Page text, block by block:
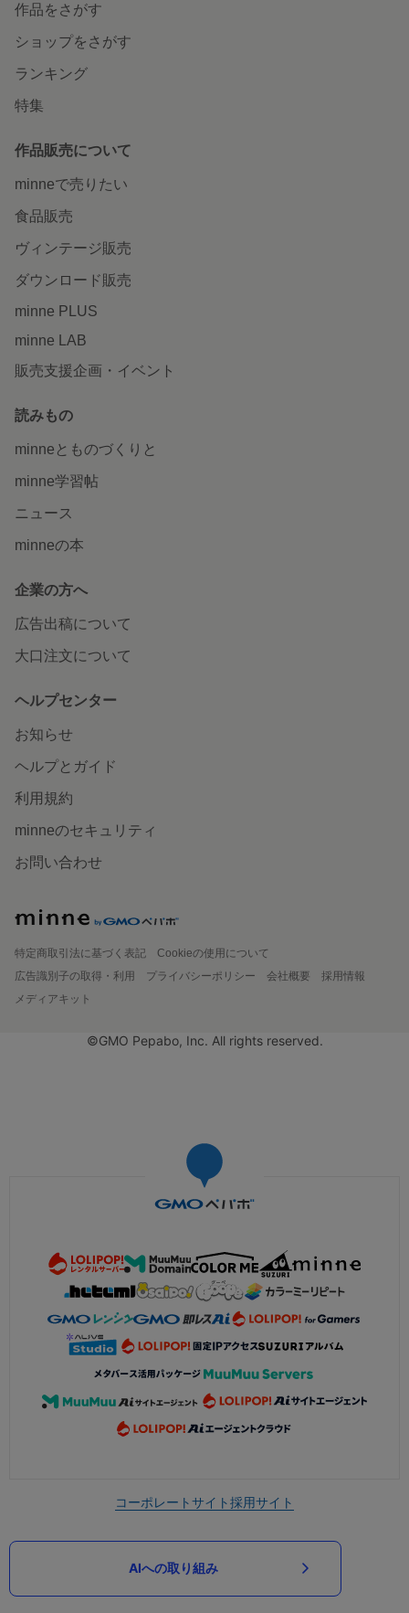
作品をさがす
ショップをさがす
ランキング
特集
作品販売について
minneで売りたい
食品販売
ヴィンテージ販売
ダウンロード販売
minne PLUS
minne LAB
販売支援企画・イベント
読みもの
minneとものづくりと
minne学習帖
ニュース
minneの本
企業の方へ
広告出稿について
大口注文について
ヘルプセンター
お知らせ
ヘルプとガイド
利用規約
minneのセキュリティ
お問い合わせ
特定商取引法に基づく表記
Cookieの使用について
広告識別子の取得・利用
プライバシーポリシー 会社概要
採用情報
メディアキット
©GMO Pepabo, Inc. All rights reserved.
コーポレートサイト採用サイト
AIへの取り組み